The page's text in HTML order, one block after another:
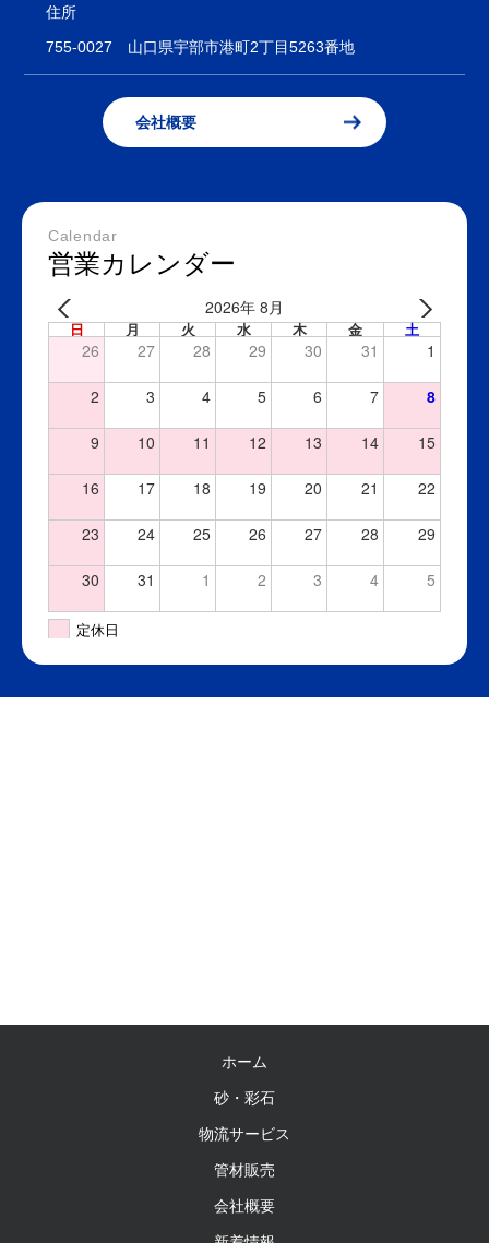
住所
755-0027 山口県宇部市港町2丁目5263番地
会社概要
Calendar
営業カレンダー
2026年 8月
日 月 火 水 木 金 土
26 27 28 29 30 31 1
2 3 4 5 6 7 8
9 10 11 12 13 14 15
16 17 18 19 20 21 22
23 24 25 26 27 28 29
30 31 1 2 3 4 5
定休日
ホーム
砂・彩石
物流サービス
管材販売
会社概要